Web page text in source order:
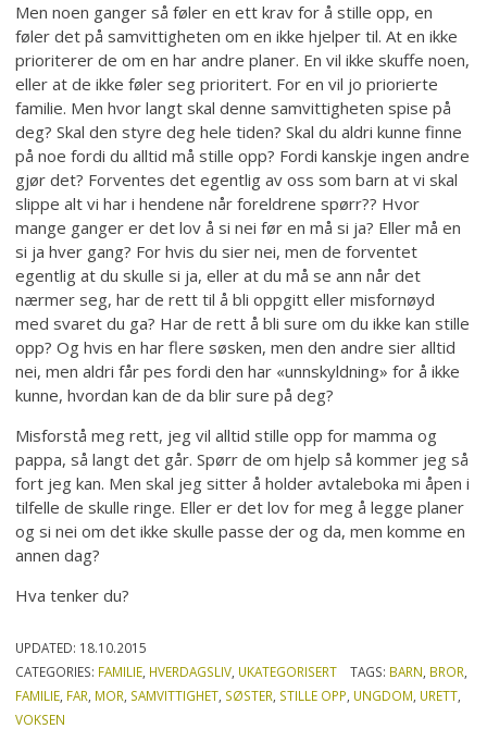
Men noen ganger så føler en ett krav for å stille opp, en
føler det på samvittigheten om en ikke hjelper til. At en ikke
prioriterer de om en har andre planer. En vil ikke skuffe noen,
eller at de ikke føler seg prioritert. For en vil jo priorierte
familie. Men hvor langt skal denne samvittigheten spise på
deg? Skal den styre deg hele tiden? Skal du aldri kunne finne
på noe fordi du alltid må stille opp? Fordi kanskje ingen andre
gjør det? Forventes det egentlig av oss som barn at vi skal
slippe alt vi har i hendene når foreldrene spørr?? Hvor
mange ganger er det lov å si nei før en må si ja? Eller må en
si ja hver gang? For hvis du sier nei, men de forventet
egentlig at du skulle si ja, eller at du må se ann når det
nærmer seg, har de rett til å bli oppgitt eller misfornøyd
med svaret du ga? Har de rett å bli sure om du ikke kan stille
opp? Og hvis en har flere søsken, men den andre sier alltid
nei, men aldri får pes fordi den har «unnskyldning» for å ikke
kunne, hvordan kan de da blir sure på deg?
Misforstå meg rett, jeg vil alltid stille opp for mamma og
pappa, så langt det går. Spørr de om hjelp så kommer jeg så
fort jeg kan. Men skal jeg sitter å holder avtaleboka mi åpen i
tilfelle de skulle ringe. Eller er det lov for meg å legge planer
og si nei om det ikke skulle passe der og da, men komme en
annen dag?
Hva tenker du?
UPDATED: 18.10.2015
CATEGORIES: FAMILIE, HVERDAGSLIV, UKATEGORISERT TAGS: BARN, BROR,
FAMILIE, FAR, MOR, SAMVITTIGHET, SØSTER, STILLE OPP, UNGDOM, URETT,
VOKSEN